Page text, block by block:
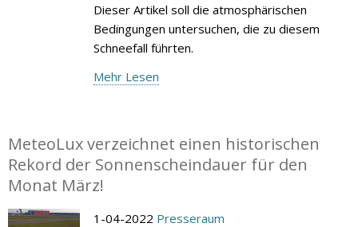
Dieser Artikel soll die atmosphärischen
Bedingungen untersuchen, die zu diesem
Schneefall führten.
Mehr Lesen
MeteoLux verzeichnet einen historischen
Rekord der Sonnenscheindauer für den
Monat März!
1-04-2022 Presseraum